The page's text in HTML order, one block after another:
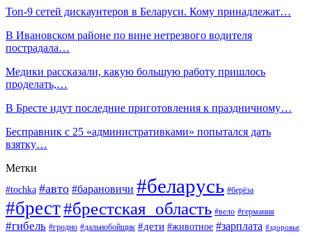
Топ-9 сетей дискаунтеров в Беларуси. Кому принадлежат…
В Ивановском районе по вине нетрезвого водителя
пострадала…
Медики рассказали, какую большую работу пришлось
проделать,…
В Бресте идут последние приготовления к праздничному…
Бесправник с 25 «административками» попытался дать
взятку…
Метки
#tochka #авто #барановичи #беларусь #берёза
#брест#брестская_область #вело #германия
#гибель #гродно #дальнобойщик #дети #животное #зарплата #здоровье